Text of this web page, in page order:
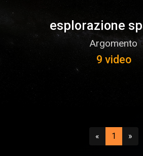
esplorazione
Argomento
9 video
«Precedente
1 (attuale)
»